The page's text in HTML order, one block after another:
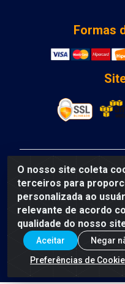
O nosso site coleta
terceiros para
personalizada ao
relevante de acordo
qualidade do nosso
Aceitar
Negar
Preferências de
Formas
DCA DISTRIBUIDORA
DEPUTADO LUIS
Feira de Santana/